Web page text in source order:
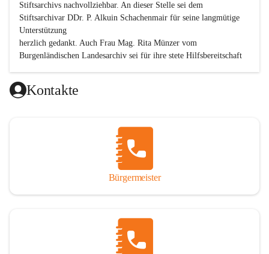
Stiftsarchivs nachvollziehbar. An dieser Stelle sei dem
Stiftsarchivar DDr. P. Alkuin Schachenmair für seine langmütige
Unterstützung
herzlich gedankt. Auch Frau Mag. Rita Münzer vom
Burgenländischen Landesarchiv sei für ihre stete Hilfsbereitschaft
Dank gilt den Textautoren dieser Chronik, dem kleinen
Redaktionsteam, für die gute Zusammenarbeit.
gedankt werden, die durch ihre Erinnerungen, Informationen und
durch das Überlassen von Fotos und Dokumenten zum Gesamtbild
dieses Buches wesentlich beigetragen haben.
Der Zeitdruck war enorm, um das Werk auch zeitgerecht für das
Jubiläumsjahr abschließen zu können. Daher mag um Nachsicht
Ausführlichkeit behandelt erscheinen, oder auch der eine oder
andere Fehler unterlief. Die Autoren haben nach ihren
individuellen Möglichkeiten mit bestem Wissen und Gewissen
Kontakte
Bürgermeister